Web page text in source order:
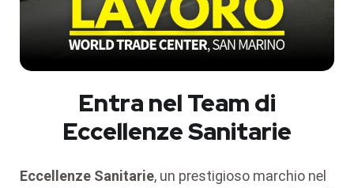
Entra nel Team di
Eccellenze Sanitarie
Eccellenze Sanitarie, un prestigioso marchio nel